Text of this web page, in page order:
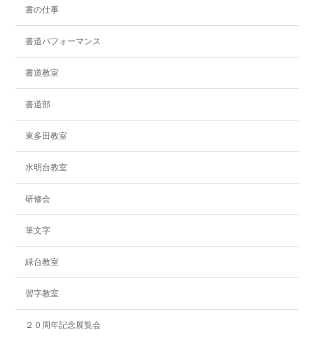
書の仕事
書道パフォーマンス
書道教室
書道部
東多田教室
水明台教室
研修会
筆文字
緑台教室
習字教室
２０周年記念展覧会